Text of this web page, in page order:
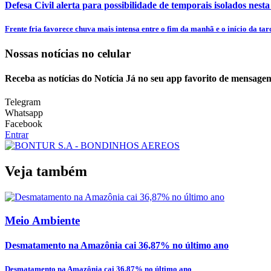
Defesa Civil alerta para possibilidade de temporais isolados
Frente fria favorece chuva mais intensa entre o fim da manhã e o início da
Nossas notícias no celular
Receba as notícias do Notícia Já no seu app favorito de
Telegram
Whatsapp
Facebook
Entrar
Veja também
Meio Ambiente
Desmatamento na Amazônia cai 36,87% no último ano
Desmatamento na Amazônia cai 36,87% no último ano